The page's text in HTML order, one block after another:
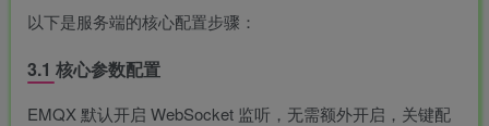
以下是服务端的核心配置步骤：
3.1 核心参数配置
EMQX 默认开启 WebSocket 监听，无需额外开启，关键配